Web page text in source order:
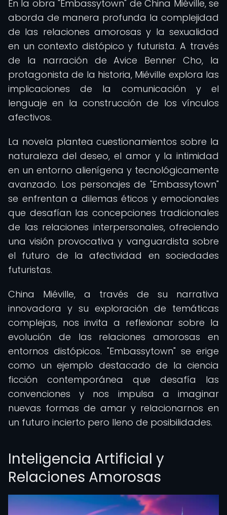
En la obra "Embassytown" de China Miéville, se
aborda de manera profunda la complejidad
de las relaciones amorosas y la sexualidad
en un contexto distópico y futurista. A través
de la narración de Avice Benner Cho, la
protagonista de la historia, Miéville explora las
implicaciones de la comunicación y el
lenguaje en la construcción de los vínculos
afectivos.
La novela plantea cuestionamientos sobre la
naturaleza del deseo, el amor y la intimidad
en un entorno alienígena y tecnológicamente
avanzado. Los personajes de "Embassytown"
se enfrentan a dilemas éticos y emocionales
que desafían las concepciones tradicionales
de las relaciones interpersonales, ofreciendo
una visión provocativa y vanguardista sobre
el futuro de la afectividad en sociedades
futuristas.
China Miéville, a través de su narrativa
innovadora y su exploración de temáticas
complejas, nos invita a reflexionar sobre la
evolución de las relaciones amorosas en
entornos distópicos. "Embassytown" se erige
como un ejemplo destacado de la ciencia
ficción contemporánea que desafía las
convenciones y nos impulsa a imaginar
nuevas formas de amar y relacionarnos en
un futuro incierto pero lleno de posibilidades.
Inteligencia Artificial y
Relaciones Amorosas